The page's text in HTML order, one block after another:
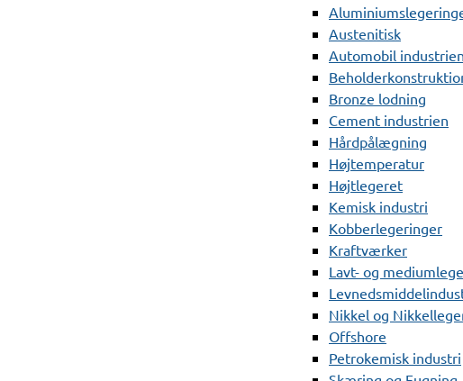
Austenitisk
Automobil industrien
Bronze lodning
Cement industrien
Hårdpålægning
Højtemperatur
Højtlegeret
Kemisk industri
Kobberlegeringer
Kraftværker
Lavt- og
Nikkel og
Offshore
Petrokemisk industri